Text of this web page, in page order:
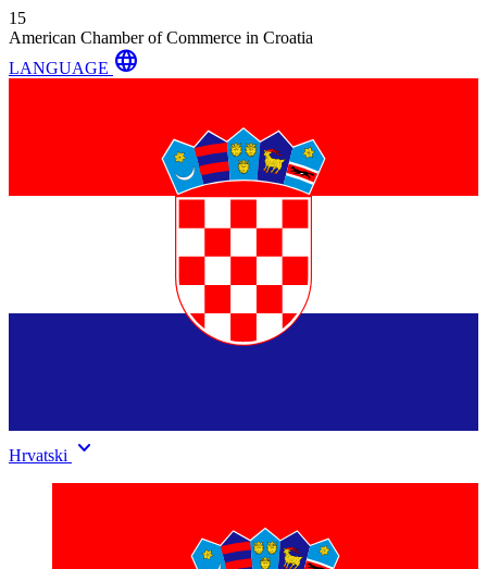
15
American Chamber of Commerce in Croatia
LANGUAGE language
Hrvatski keyboard_arrow_down